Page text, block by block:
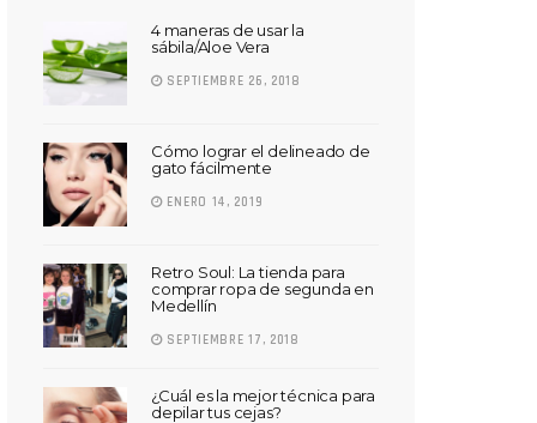
4 maneras de usar la
sábila/Aloe Vera
SEPTIEMBRE 26, 2018
Cómo lograr el delineado de
gato fácilmente
ENERO 14, 2019
Retro Soul: La tienda para
comprar ropa de segunda en
Medellín
SEPTIEMBRE 17, 2018
¿Cuál es la mejor técnica para
depilar tus cejas?